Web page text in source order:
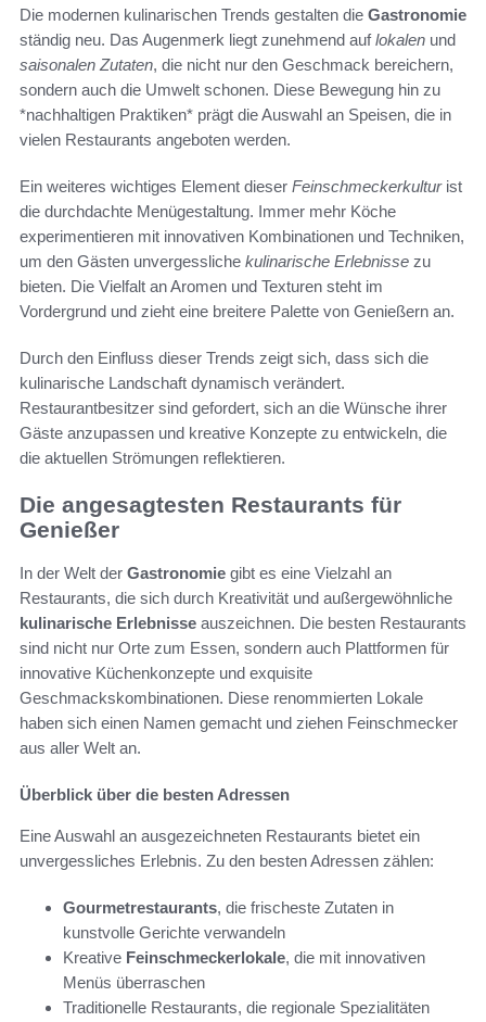
Die modernen kulinarischen Trends gestalten die Gastronomie
ständig neu. Das Augenmerk liegt zunehmend auflokalen und
saisonalen Zutaten, die nicht nur den Geschmack bereichern,
sondern auch die Umwelt schonen. Diese Bewegung hin zu
*nachhaltigen Praktiken* prägt die Auswahl an Speisen, die in
vielen Restaurants angeboten werden.
Ein weiteres wichtiges Element dieser Feinschmeckerkulturist
die durchdachte Menügestaltung. Immer mehr Köche
experimentieren mit innovativen Kombinationen und Techniken,
um den Gästen unvergessliche kulinarische Erlebnisse zu
bieten. Die Vielfalt an Aromen und Texturen steht im
Vordergrund und zieht eine breitere Palette von Genießern an.
Durch den Einfluss dieser Trends zeigt sich, dass sich die
kulinarische Landschaft dynamisch verändert.
Restaurantbesitzer sind gefordert, sich an die Wünsche ihrer
Gäste anzupassen und kreative Konzepte zu entwickeln, die
die aktuellen Strömungen reflektieren.
Die angesagtesten Restaurants für
Genießer
In der Welt der Gastronomie gibt es eine Vielzahl an
Restaurants, die sich durch Kreativität und außergewöhnliche
kulinarische Erlebnisse auszeichnen. Die besten Restaurants
sind nicht nur Orte zum Essen, sondern auch Plattformen für
innovative Küchenkonzepte und exquisite
Geschmackskombinationen. Diese renommierten Lokale
haben sich einen Namen gemacht und ziehen Feinschmecker
aus aller Welt an.
Überblick über die besten Adressen
Eine Auswahl an ausgezeichneten Restaurants bietet ein
unvergessliches Erlebnis. Zu den besten Adressen zählen:
Gourmetrestaurants, die frischeste Zutaten in
kunstvolle Gerichte verwandeln
Kreative Feinschmeckerlokale, die mit innovativen
Menüs überraschen
Traditionelle Restaurants, die regionale Spezialitäten